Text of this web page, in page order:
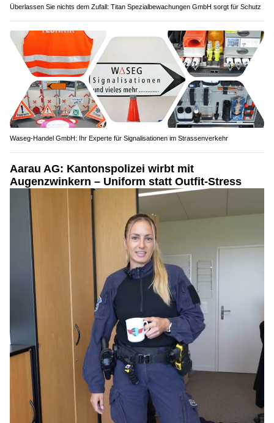
Überlassen Sie nichts dem Zufall: Titan Spezialbewachungen GmbH sorgt für Schutz
Waseg-Handel GmbH: Ihr Experte für Signalisationen im Strassenverkehr
Aarau AG: Kantonspolizei wirbt mit
Augenzwinkern – Uniform statt Outfit-Stress